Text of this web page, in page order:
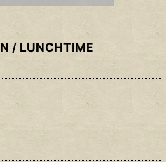
‎/ LUNCHTIME